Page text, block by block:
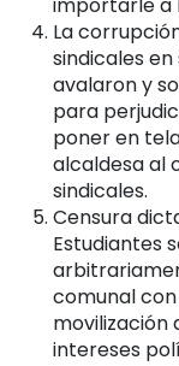
La
sindicales
avalaron y
para
poner en
alcaldesa al
sindicales.
Censura
Estudiantes
comunal
movilización
intereses